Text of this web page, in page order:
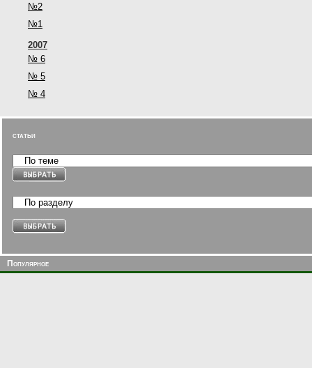
№2
№1
2007
№ 6
№ 5
№ 4
статьи
Популярное